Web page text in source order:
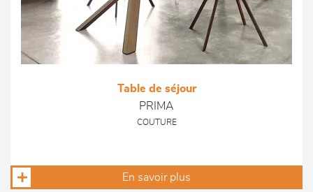
Table de séjour
PRIMA
COUTURE
En savoir plus